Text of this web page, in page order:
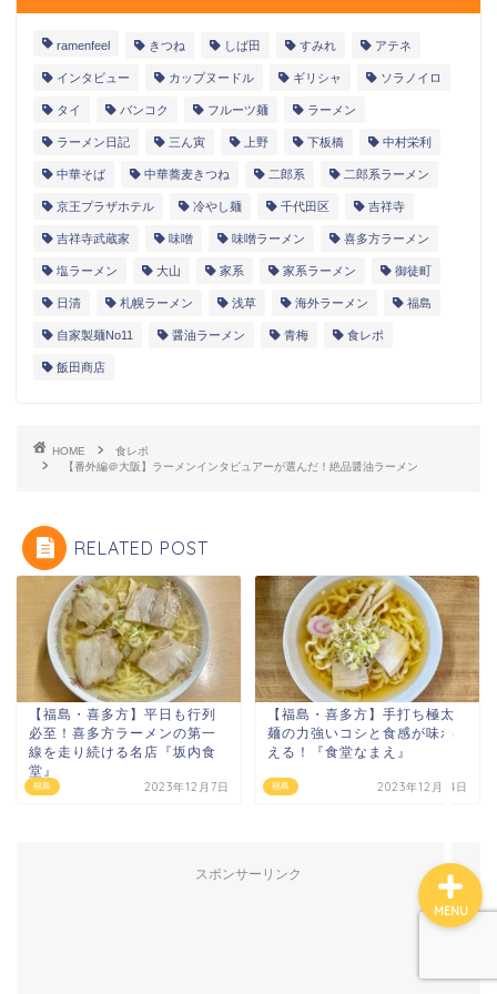
ramenfeel きつね しば田 すみれ アテネ
インタビュー カップヌードル ギリシャ ソラノイロ
タイ バンコク フルーツ麺 ラーメン
ラーメン日記 三ん寅 上野 下板橋 中村栄利
中華そば 中華蕎麦きつね 二郎系 二郎系ラーメン
京王プラザホテル 冷やし麺 千代田区 吉祥寺
吉祥寺武蔵家 味噌 味噌ラーメン 喜多方ラーメン
塩ラーメン 大山 家系 家系ラーメン 御徒町
日清 札幌ラーメン 浅草 海外ラーメン 福島
自家製麺No11 醤油ラーメン 青梅 食レポ
飯田商店
HOME
食レポ
【番外編＠大阪】ラーメンインタビュアーが選んだ！絶品醤油ラーメン
RELATED POST
福島
【福島・喜多方】平日も行列
必至！喜多方ラーメンの第一
線を走り続ける名店『坂内食
堂』
2023年12月7日 福島
【福島・喜多方】手打ち極太
麺の力強いコシと食感が味わ
える！『食堂なまえ』
2023年12月14日
スポンサーリンク
MENU
プロフィール